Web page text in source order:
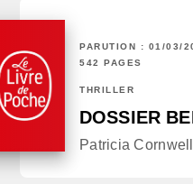
PARUTION : 01/03/
542 PAGES
THRILLER
DOSSIER
Patricia Cornwell